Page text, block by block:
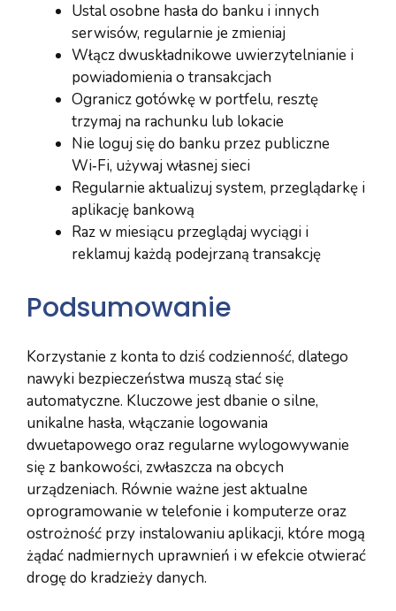
Ustal osobne hasła do banku i innych
serwisów, regularnie je zmieniaj
Włącz dwuskładnikowe uwierzytelnianie i
powiadomienia o transakcjach
Ogranicz gotówkę w portfelu, resztę
trzymaj na rachunku lub lokacie
Nie loguj się do banku przez publiczne
Wi‑Fi, używaj własnej sieci
Regularnie aktualizuj system, przeglądarkę i
aplikację bankową
Raz w miesiącu przeglądaj wyciągi i
reklamuj każdą podejrzaną transakcję
Podsumowanie
Korzystanie z konta to dziś codzienność, dlatego
nawyki bezpieczeństwa muszą stać się
automatyczne. Kluczowe jest dbanie o silne,
unikalne hasła, włączanie logowania
dwuetapowego oraz regularne wylogowywanie
się z bankowości, zwłaszcza na obcych
urządzeniach. Równie ważne jest aktualne
oprogramowanie w telefonie i komputerze oraz
ostrożność przy instalowaniu aplikacji, które mogą
żądać nadmiernych uprawnień i w efekcie otwierać
drogę do kradzieży danych.